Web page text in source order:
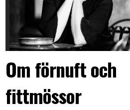
Om förnuft och
fittmössor